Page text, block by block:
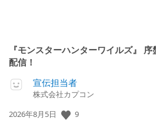
『モンスターハンターワイルズ』
配信！
宣伝担当者
株式会社カプコン
公
2026年8月5日 9